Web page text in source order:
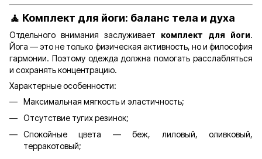
🧘 Комплект для йоги: баланс тела и духа
Отдельного внимания заслуживает комплект для йоги.
Йога — это не только физическая активность, но и философия
гармонии. Поэтому одежда должна помогать расслабляться
и сохранять концентрацию.
Характерные особенности:
Максимальная мягкость и эластичность;
Отсутствие тугих резинок;
Спокойные цвета — беж, лиловый, оливковый,
терракотовый;